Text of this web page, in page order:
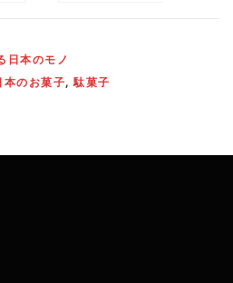
日本のモノ
本のお菓子,駄菓子